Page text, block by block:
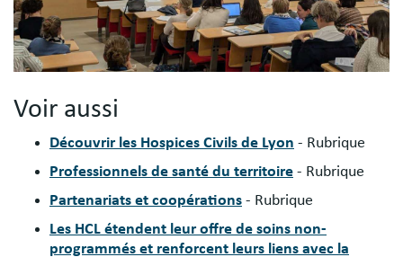
Voir aussi
Découvrir les Hospices Civils de Lyon - Rubrique
Professionnels de santé du territoire - Rubrique
Partenariats et coopérations - Rubrique
Les HCL étendent leur offre de soins non-
programmés et renforcent leurs liens avec la